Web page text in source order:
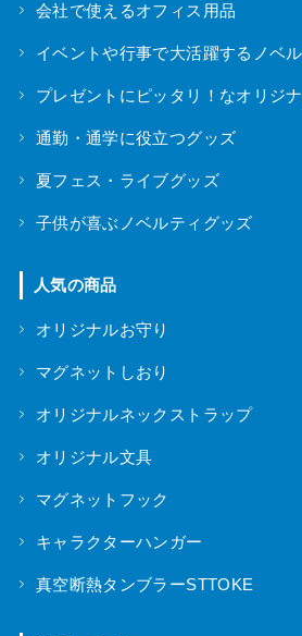
会社で使えるオフィス用品
イベントや行事で大活躍するノベ
プレゼントにピッタリ！なオリジ
通勤・通学に役立つグッズ
夏フェス・ライブグッズ
子供が喜ぶノベルティグッズ
人気の商品
オリジナルお守り
マグネットしおり
オリジナルネックストラップ
オリジナル文具
マグネットフック
キャラクターハンガー
真空断熱タンブラーSTTOKE